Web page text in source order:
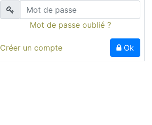
Mot de passe oublié ?
Créer un compte Ok